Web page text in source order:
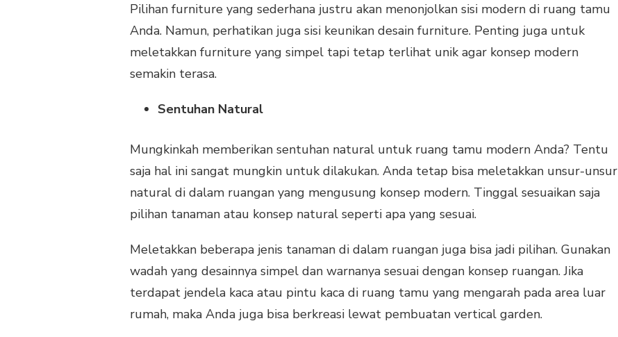
Pilihan furniture yang sederhana justru akan menonjolkan sisi modern di ruang tamu
Anda. Namun, perhatikan juga sisi keunikan desain furniture. Penting juga untuk
meletakkan furniture yang simpel tapi tetap terlihat unik agar konsep modern
semakin terasa.
Sentuhan Natural
Mungkinkah memberikan sentuhan natural untuk ruang tamu modern Anda? Tentu
saja hal ini sangat mungkin untuk dilakukan. Anda tetap bisa meletakkan unsur-unsur
natural di dalam ruangan yang mengusung konsep modern. Tinggal sesuaikan saja
pilihan tanaman atau konsep natural seperti apa yang sesuai.
Meletakkan beberapa jenis tanaman di dalam ruangan juga bisa jadi pilihan. Gunakan
wadah yang desainnya simpel dan warnanya sesuai dengan konsep ruangan. Jika
terdapat jendela kaca atau pintu kaca di ruang tamu yang mengarah pada area luar
rumah, maka Anda juga bisa berkreasi lewat pembuatan vertical garden.